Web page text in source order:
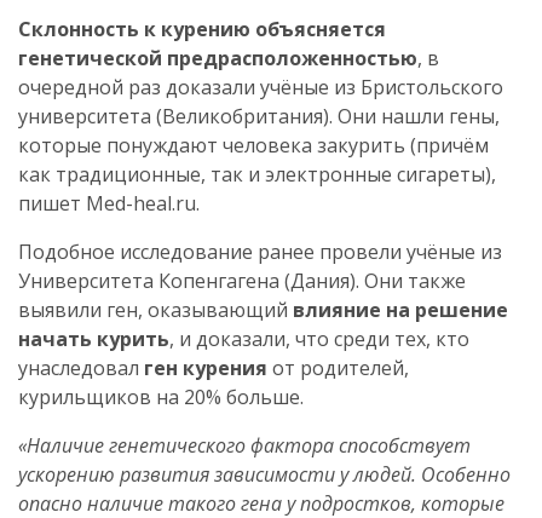
Склонность к курению объясняется
генетической предрасположенностью, в
очередной раз доказали учёные из Бристольского
университета (Великобритания). Они нашли гены,
которые понуждают человека закурить (причём
как традиционные, так и электронные сигареты),
пишет Med-heal.ru.
Подобное исследование ранее провели учёные из
Университета Копенгагена (Дания). Они также
выявили ген, оказывающий влияние на решение
начать курить, и доказали, что среди тех, кто
унаследовал ген курения от родителей,
курильщиков на 20% больше.
«Наличие генетического фактора способствует
ускорению развития зависимости у людей. Особенно
опасно наличие такого гена у подростков, которые